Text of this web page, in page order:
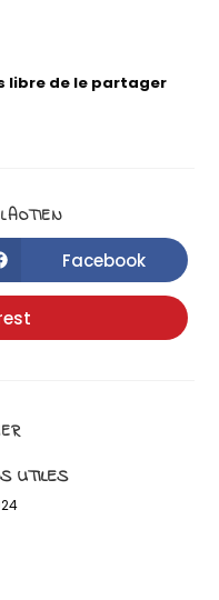
libre de le partager
Facebook
UTILES